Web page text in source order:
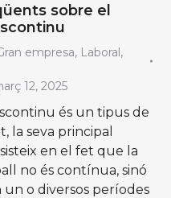
sobre el
empresa, Laboral,
12, 2025
és un tipus de
la seva principal
en el fet que la
no és contínua, sinó
o diversos períodes